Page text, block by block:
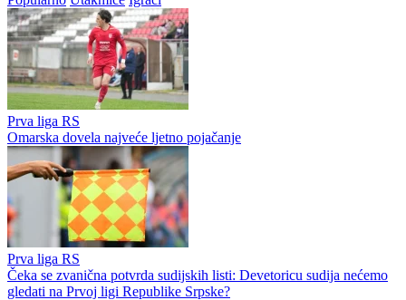
Prva liga RS
Omarska dovela najveće ljetno pojačanje
Prva liga RS
Čeka se zvanična potvrda sudijskih listi: Devetoricu sudija nećemo
gledati na Prvoj ligi Republike Srpske?